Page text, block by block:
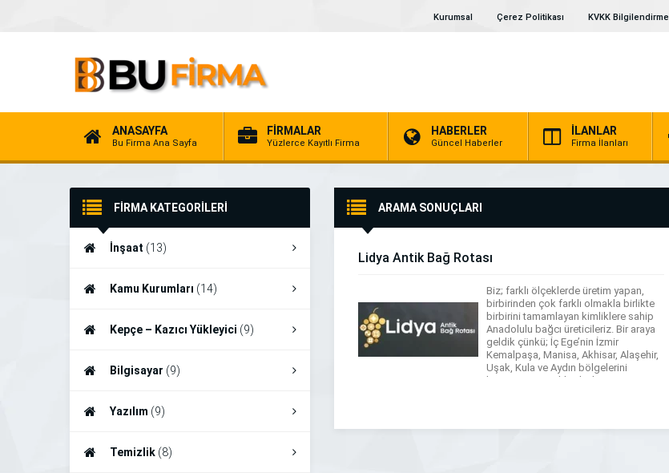
Kurumsal Çerez Politikası KVKK Bilgilendirme
ANASAYFA
Bu Firma Ana Sayfa
FİRMALAR
Yüzlerce Kayıtlı Firma
HABERLER
Güncel Haberler
İLANLAR
Firma İlanları
FİRMA KATEGORİLERİ
İnşaat (13)
Kamu Kurumları (14)
Kepçe – Kazıcı Yükleyici (9)
Bilgisayar (9)
Yazılım (9)
Temizlik (8)
ARAMA SONUÇLARI
Lidya Antik Bağ Rotası
Biz; farklı ölçeklerde üretim yapan,
birbirinden çok farklı olmakla birlikte
birbirini tamamlayan kimliklere sahip
Anadolulu bağcı üreticileriz. Bir araya
geldik çünkü; İç Ege’nin İzmir
Kemalpaşa, Manisa, Akhisar, Alaşehir,
Uşak, Kula ve Aydın bölgelerini
kapsayan topraklarda, benzer
önemli olduğuna İnanıyoruz.